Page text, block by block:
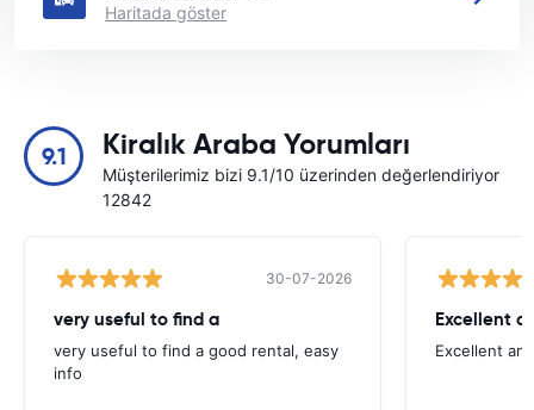
Haritada göster
9.1 Kiralık Araba Yorumları
Müşterilerimiz bizi 9.1/10 üzerinden değerlendiriyor
12842
30-07-2026
very useful to find a
very useful to find a good rental, easy
info
Excellent
Excellent